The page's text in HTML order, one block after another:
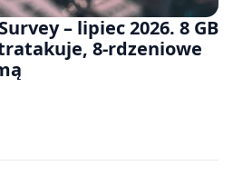
– lipiec 2026. 8 GB
8-rdzeniowe